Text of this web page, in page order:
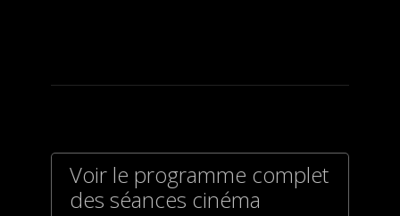
Voir le programme complet
des séances cinéma